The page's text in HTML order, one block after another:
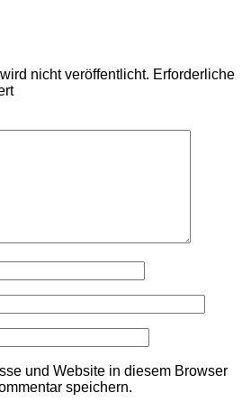
nicht veröffentlicht. Erforderliche
und Website in diesem Browser
speichern.